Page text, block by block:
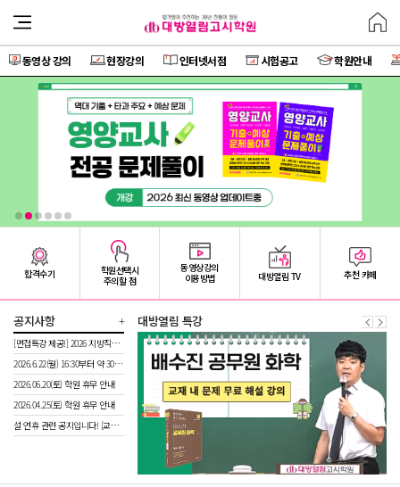
동영상 강의 현장강의 인터넷서점 시험공고 학원안내
합격수기
학원선택시
주의할 점
동영상강의
이용방법
대방열림 TV 추천 카페
공지사항 +
[면접특강 제공!] 2026 지방직공무원 시험 최종합격을 위한 마무리
2026.6.22(월) 16:30부터 약 30분간 서버 정기점검이 진행될 예정입니다.
2026.06.20(토) 학원 휴무 안내
2026.04.25(토) 학원 휴무 안내
설 연휴 관련 공지입니다! [교재 배송 등]
대방열림 특강